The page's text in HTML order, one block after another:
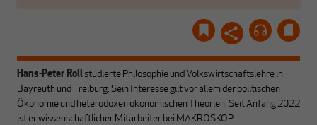
Hans-Peter Roll studierte Philosophie und Volkswirtschaftslehre in
Bayreuth und Freiburg. Sein Interesse gilt vor allem der politischen
Ökonomie und heterodoxen ökonomischen Theorien. Seit Anfang 2022
ist er wissenschaftlicher Mitarbeiter bei MAKROSKOP.